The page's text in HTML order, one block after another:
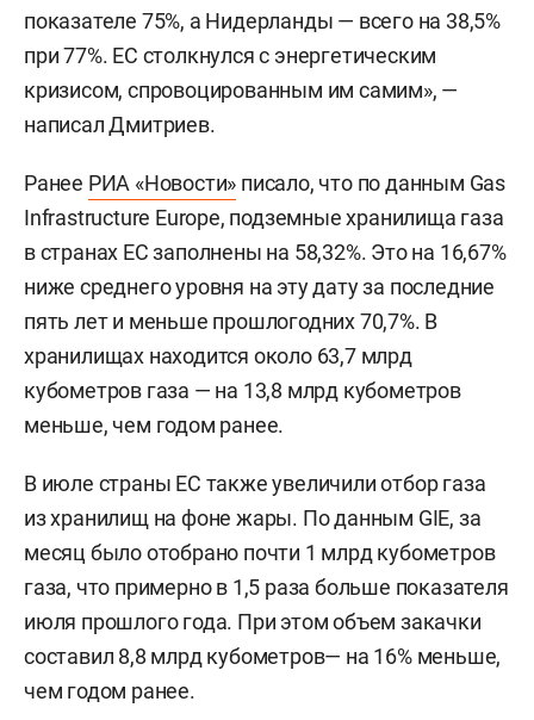
показателе 75%, а Нидерланды — всего на 38,5%
при 77%. ЕС столкнулся с энергетическим
кризисом, спровоцированным им самим», —
написал Дмитриев.
Ранее РИА «Новости» писало, что по данным Gas
Infrastructure Europe, подземные хранилища газа
в странах ЕС заполнены на 58,32%. Это на 16,67%
ниже среднего уровня на эту дату за последние
пять лет и меньше прошлогодних 70,7%. В
хранилищах находится около 63,7 млрд
кубометров газа — на 13,8 млрд кубометров
меньше, чем годом ранее.
В июле страны ЕС также увеличили отбор газа
из хранилищ на фоне жары. По данным GIE, за
месяц было отобрано почти 1 млрд кубометров
газа, что примерно в 1,5 раза больше показателя
июля прошлого года. При этом объем закачки
составил 8,8 млрд кубометров— на 16% меньше,
чем годом ранее.